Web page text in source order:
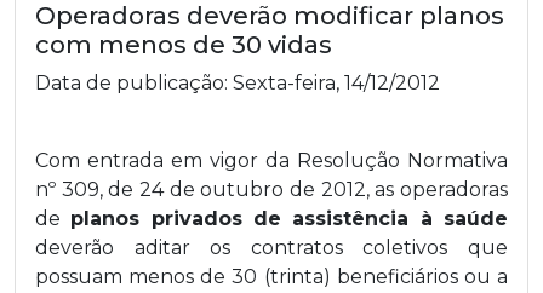
Operadoras deverão modificar planos
com menos de 30 vidas
Data de publicação: Sexta-feira, 14/12/2012
Com entrada em vigor da Resolução Normativa
nº 309, de 24 de outubro de 2012, as operadoras
de planos privados de assistência à saúde
deverão aditar os contratos coletivos que
possuam menos de 30 (trinta) beneficiários ou a